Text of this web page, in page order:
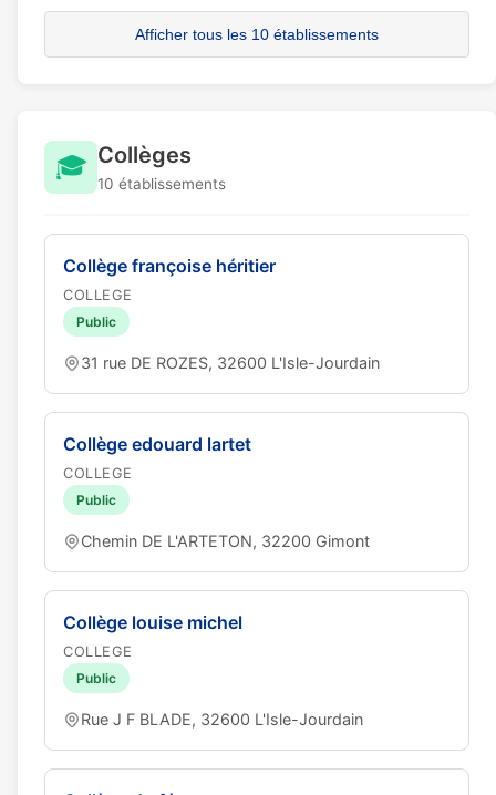
Afficher tous les 10 établissements
🎓 Collèges
10 établissements
Collège françoise héritier
COLLEGE
Public
31 rue DE ROZES, 32600 L'Isle-Jourdain
Collège edouard lartet
COLLEGE
Public
Chemin DE L'ARTETON, 32200 Gimont
Collège louise michel
COLLEGE
Public
Rue J F BLADE, 32600 L'Isle-Jourdain